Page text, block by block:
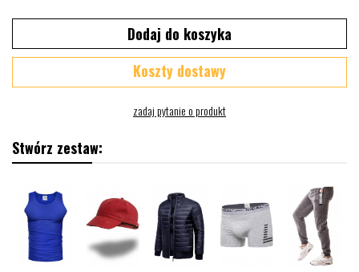
Dodaj do koszyka
Koszty dostawy
Stwórz zestaw: